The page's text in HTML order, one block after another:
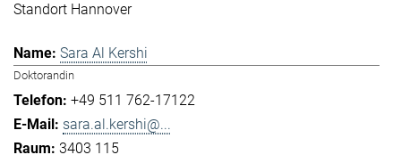
Standort Hannover
Sara Al Kershi
Doktorandin
+49 511 762-17122
sara.al.kershi@...
3403 115